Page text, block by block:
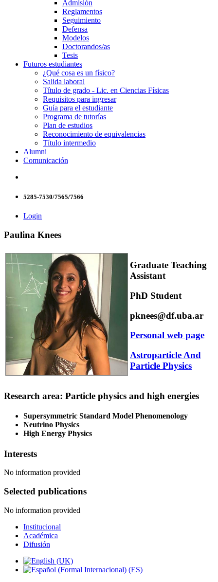
Admisión
Reglamentos
Seguimiento
Defensa
Modelos
Doctorandos/as
Tesis
Futuros estudiantes
¿Qué cosa es un físico?
Salida laboral
Título de grado - Lic. en Ciencias Físicas
Requisitos para ingresar
Guía para el estudiante
Programa de tutorías
Plan de estudios
Reconocimiento de equivalencias
Título intermedio
Alumni
Comunicación
5285-7530/7565/7566
Login
Paulina Knees
Graduate Teaching
Assistant
PhD Student
pknees@df.uba.ar
Personal web page
Astroparticle And
Particle Physics
Research area: Particle physics and high energies
Supersymmetric Standard Model Phenomenology
Neutrino Physics
High Energy Physics
Interests
No information provided
Selected publications
No information provided
Institucional
Académica
Difusión